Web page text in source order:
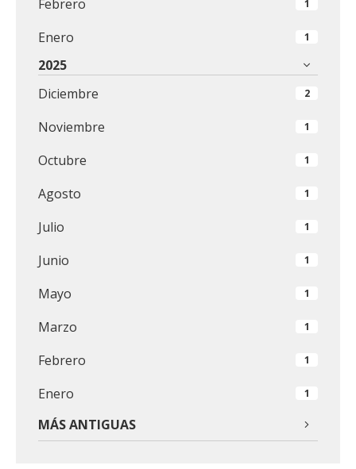
Febrero 1
Enero 1
2025
Diciembre
2
Noviembre 1
Octubre 1
Agosto 1
Julio 1
Junio 1
Mayo 1
Marzo 1
Febrero 1
Enero 1
MÁS ANTIGUAS